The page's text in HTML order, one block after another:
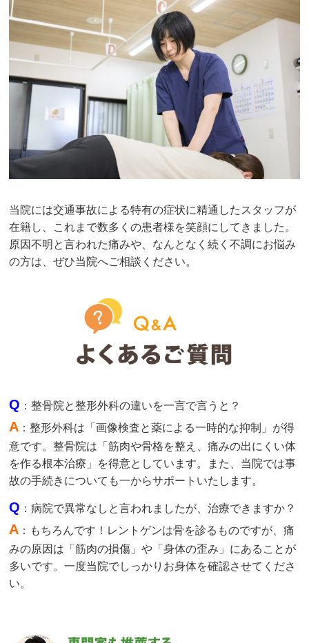
当院には交通事故による特有の症状に精通したスタッフが
在籍し、これまで数多くの患者様を笑顔にしてきました。
原因不明と言われた痛みや、なんとなく続く不調にお悩み
の方は、ぜひ当院へご相談ください。
Q ：整骨院と整形外科の違いを一言で言うと？
A ：整形外科は「画像検査と薬による一時的な抑制」が得
意です。整骨院は「筋肉や骨格を整え、痛みの出にくい体
を作る根本治療」を得意としています。また、当院では事
故の手続きについても一からサポートいたします。
Q ：病院で異常なしと言われましたが、治療できますか？
A ：もちろんです！レントゲンは骨を診るものですが、痛
みの原因は「筋肉の損傷」や「身体の歪み」にあることが
多いです。一度当院でしっかりお身体を確認させてくださ
い。